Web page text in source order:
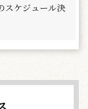
スケジュール決